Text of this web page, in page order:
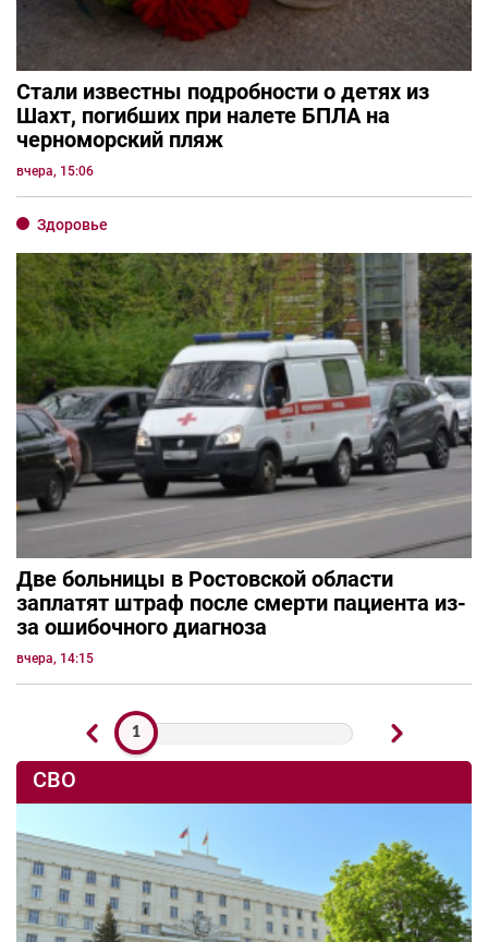
Стали известны подробности о детях из
Шахт, погибших при налете БПЛА на
черноморский пляж
вчера, 15:06
Здоровье
Две больницы в Ростовской области
заплатят штраф после смерти пациента из-
за ошибочного диагноза
вчера, 14:15
1
СВО